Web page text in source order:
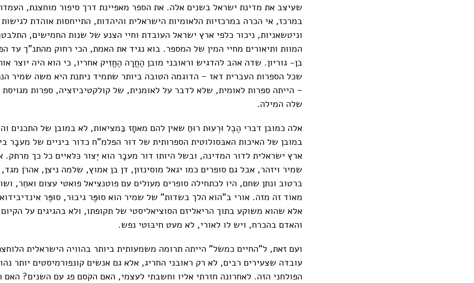
שעיצב את מדינת ישראל בשנים אלה. את הספר מאפיינת דרך סיפור מוחצנת,
במרכז, אי הכרה במרכזיות הלאומיות הישראלית והיהדות, התייחסות אוהדת לגישות
וניטשאניות, ניכור כלפי ארץ ישראל העובדת וחיי הצנע של שנות החמישים,
המוות ותיאורים מחיי המין של המספר. בוא נגיד את האמת, הכי רחוק מהתנ"ך עד
בן- גוריון. שדה אהב להדגיש וראובני מובן הֶחֱרָה הֶחֱזִיק אחריו, כי הוא היה יוצר
שכל הספרות העברית דאז – הדוגמה הטובה ביותר שתמיד ניתנת היא משה שמיר
– הייתה ספרות לאומית, שלא לדבר על לאומנית, של קולקטיביזציה, ספרות
שלה המילה.
אלה כמובן דברי הֶבֶל וּרְעוּת רוּחַ שאין להם מאחָז בַּמציאות, לא במובן של התכנים
במובן של האיכות האבּסולוטית הספרותית של דור הפלמ"ח כדור ביניים של מעבָר
ארץ ישראלית לדור המדינה, ובשל היותו דור מעבָר הוא יְצור כּלאיים כל כך מרתק.
שמיר ויזהר, אבל גם סופרים כמו יגאל מוסינזון, דן בן אמוץ, שלמה ניצן, אהרֹן מגד,
ברטוב ונתן שחם, היו לכתחילה סופרים מעולים עם פוטנציאל פואטי עצום ואחֵר,
מאוד זה מזה. אורי ב"הוא הלך בשדות" של שמיר הוא סוּפֶּר גיבור, סוּפֶּר
אלא שהוא משוקע בתוך הריאליזם הסוציאליסטי של תקופתו, ולא בהגיגים על
והאדם בהכרח, ויש לו לאורי, לא מעט חיבּוטי נפש.
ועם זאת, ל"החיים כמשל" הייתה תרומה משמעותית ביותר בהוויה הישראלית
עובדה שצעירים רבים, לא רק ראובני החריג, אלא גם אנשים קונפורמיסטים יותר
הפולחני הזה. לאחרונה חזרתי אליו וחשבתי לעצמי, האם הקסם פג עם השנים? האם